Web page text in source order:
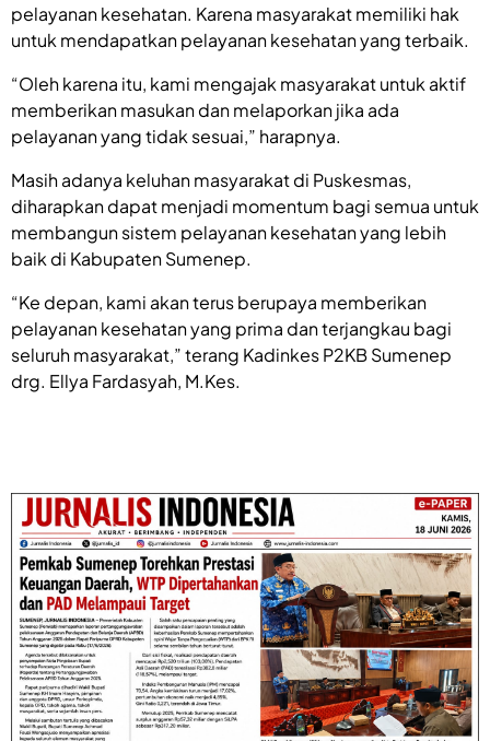
pelayanan kesehatan. Karena masyarakat memiliki hak
untuk mendapatkan pelayanan kesehatan yang terbaik.
“Oleh karena itu, kami mengajak masyarakat untuk aktif
memberikan masukan dan melaporkan jika ada
pelayanan yang tidak sesuai,” harapnya.
Masih adanya keluhan masyarakat di Puskesmas,
diharapkan dapat menjadi momentum bagi semua untuk
membangun sistem pelayanan kesehatan yang lebih
baik di Kabupaten Sumenep.
“Ke depan, kami akan terus berupaya memberikan
pelayanan kesehatan yang prima dan terjangkau bagi
seluruh masyarakat,” terang Kadinkes P2KB Sumenep
drg. Ellya Fardasyah, M.Kes.